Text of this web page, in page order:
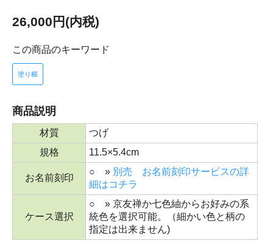
26,000円(内税)
この商品のキーワード
塗り櫛
商品説明
材質
つげ
規格
11.5×5.4cm
お名前刻印
○ » 別売 お名前刻印サービスの詳
細はコチラ
ケース選択
○ » 京友禅か七色紬からお好みの系
統色を選択可能。（細かい色と柄の
指定は出来ません)